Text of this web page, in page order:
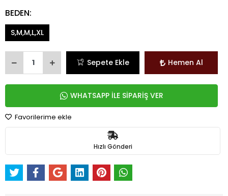
BEDEN:
S,M,M,L,XL
Sepete Ekle Hemen Al
WHATSAPP İLE SİPARİŞ VER
Favorilerime ekle
Hızlı Gönderi